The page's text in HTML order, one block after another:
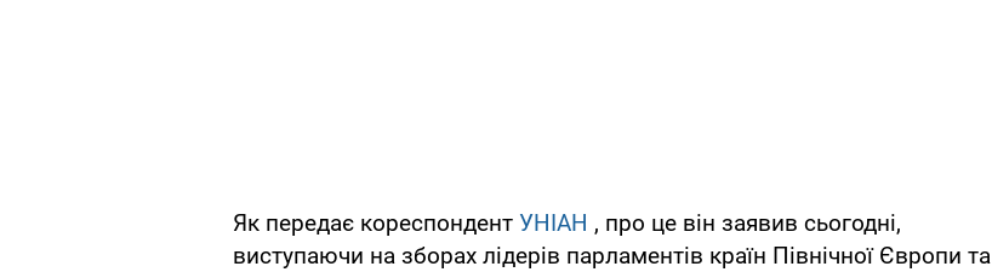
Як передає кореспондент УНІАН , про це він заявив сьогодні,
виступаючи на зборах лідерів парламентів країн Північної Європи та